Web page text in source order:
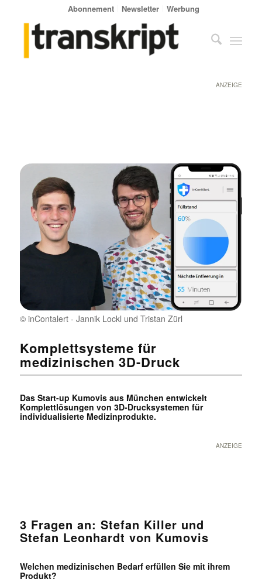
Abonnement Newsletter Werbung
ANZEIGE
© inContalert - Jannik Lockl und Tristan Zürl
Komplettsysteme für
medizinischen 3D-Druck
Das Start-up Kumovis aus München entwickelt
Komplettlösungen von 3D-Drucksystemen für
individualisierte Medizinprodukte.
ANZEIGE
3 Fragen an: Stefan Killer und
Stefan Leonhardt von Kumovis
Welchen medizinischen Bedarf erfüllen Sie mit ihrem
Produkt?